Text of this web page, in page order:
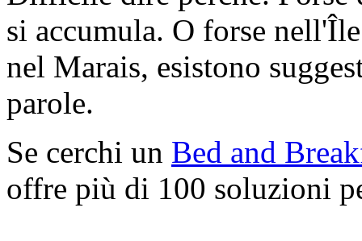
si accumula. O forse
nel Marais, esistono
parole.
Se cerchi un Bed and
offre più di 100 soluzioni